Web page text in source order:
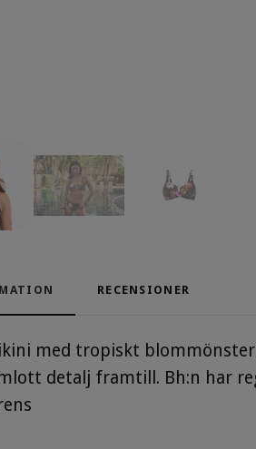
RECENSIONER
med tropiskt
t detalj framtill. Bh:n har